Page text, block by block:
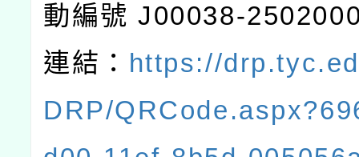
動編號 J00038-
連結： https://
DRP/